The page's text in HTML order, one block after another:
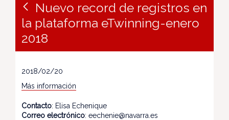
Nuevo record de registros en
la plataforma eTwinning-enero
2018
2018/02/20
Más información
Contacto: Elisa Echenique
Correo electrónico: eechenie@navarra.es